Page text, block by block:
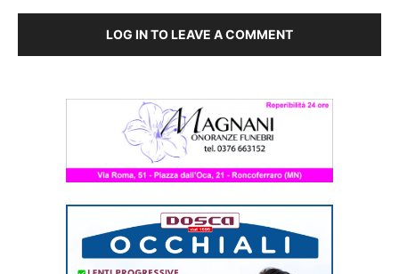
LOG IN TO LEAVE A COMMENT